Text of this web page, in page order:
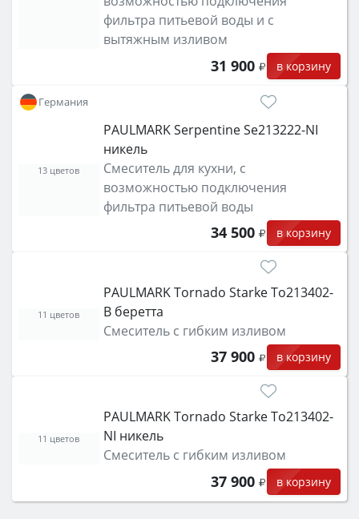
фильтра питьевой воды и с
вытяжным изливом
31 900 в корзину
Германия
PAULMARK Serpentine Se213222-NI
никель
Смеситель для кухни, с
возможностью подключения
фильтра питьевой воды
34 500 в корзину
13 цветов
PAULMARK Tornado Starke To213402-
B беретта
Смеситель с гибким изливом
37 900 в корзину
11 цветов
PAULMARK Tornado Starke To213402-
NI никель
Смеситель с гибким изливом
37 900 в корзину
11 цветов